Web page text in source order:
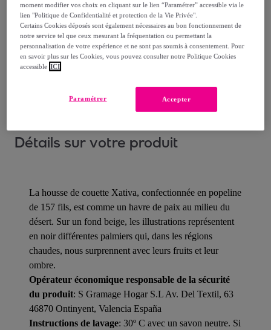
Livraison à partir de6,95 €
Livraison estimée: entre le13/08et le16/08
Comment ça marche ?
Détails sur votre produit
La housse de couette Xativa, confectionnée en popeline
de 157 fils, est comme un havre de paix au milieu du
désert. Sur un fond beige, les illustrations représentent
en noir différentes palmiers qui, dans les régions
chaudes, nous surprennent avec leurs fruits et leur
ombre.
Opérateur économique responsable de la sécurité
du produit: S Gramage Hogar S.L Av. Del Textil, 63
46870 Ontinyent, Valencia España
Instructions de lavage: 30º C avec un savon neutre. Si
moment modifier vos choix en cliquant sur le lien “Paramétrer” accessible via le
lien "Politique de Confidentialité et protection de la Vie Privée".
Certains Cookies déposés sont également nécessaires au bon fonctionnement de
notre service tel que ceux mesurant la fréquentation ou permettant la
personnalisation de votre expérience et ne sont pas soumis à consentement. Pour
en savoir plus sur les Cookies, vous pouvez consulter notre Politique Cookies
accessible ICI
Accepter
Paramétrer